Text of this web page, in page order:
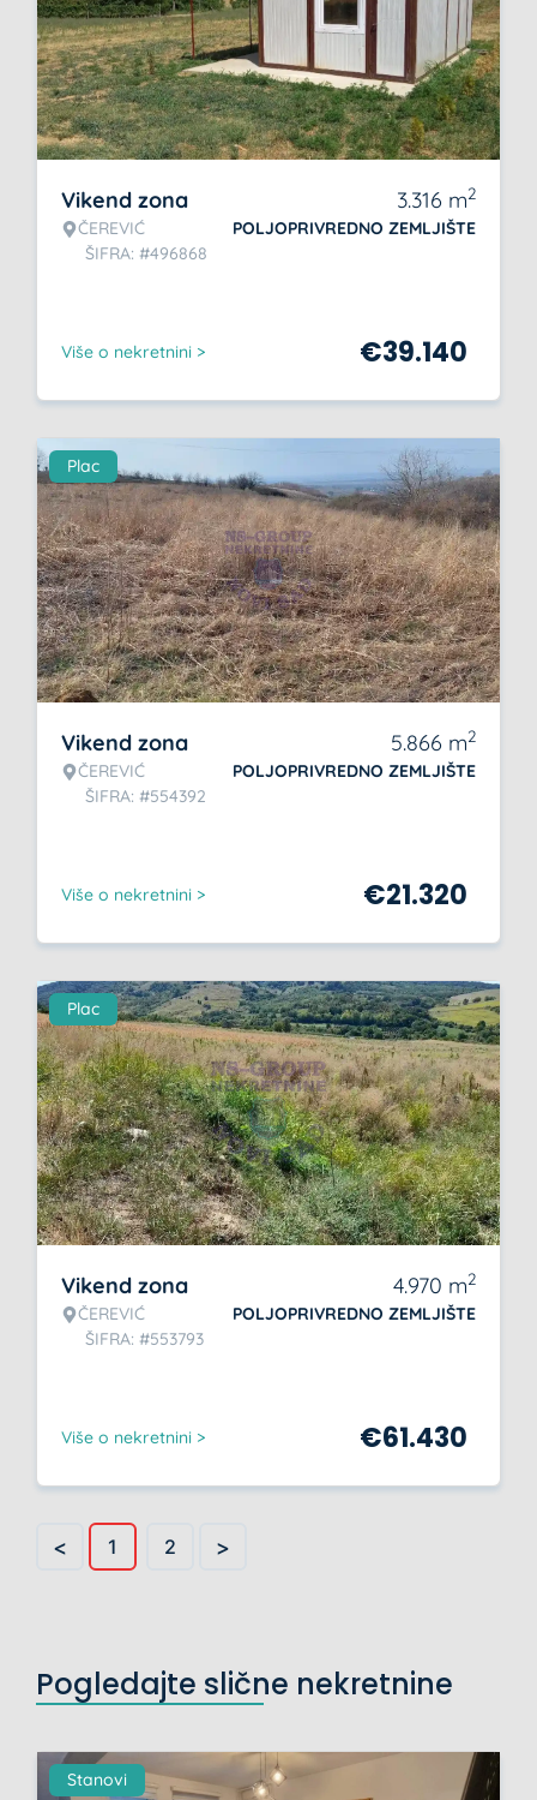
Vikend zona
ČEREVIĆ
ŠIFRA: #496868
3.316 m2
POLJOPRIVREDNO ZEMLJIŠTE
Više o nekretnini > €39.140
Plac
Vikend zona
ČEREVIĆ
ŠIFRA: #554392
5.866 m2
POLJOPRIVREDNO ZEMLJIŠTE
Više o nekretnini > €21.320
Plac
Vikend zona
ČEREVIĆ
ŠIFRA: #553793
4.970 m2
POLJOPRIVREDNO ZEMLJIŠTE
Više o nekretnini > €61.430
< 1 2 >
Pogledajte slične nekretnine
Stanovi